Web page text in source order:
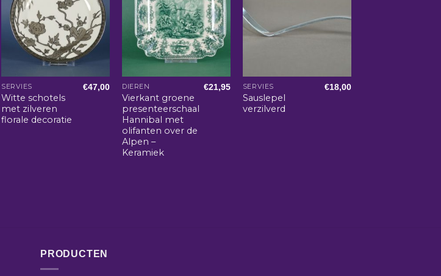
SERVIES
Witte schotels
met zilveren
florale decoratie
€47,00 DIEREN
Vierkant groene
presenteerschaal
Hannibal met
olifanten over de
Alpen –
Keramiek
€21,95 SERVIES
Sauslepel
verzilverd
€18,00
PRODUCTEN